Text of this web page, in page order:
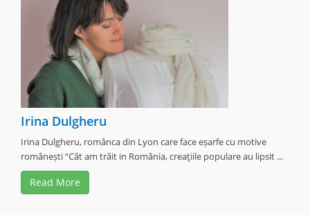
Irina Dulgheru
Irina Dulgheru, românca din Lyon care face eșarfe cu motive
românești “Cât am trăit in România, creaţiile populare au lipsit ...
Read More